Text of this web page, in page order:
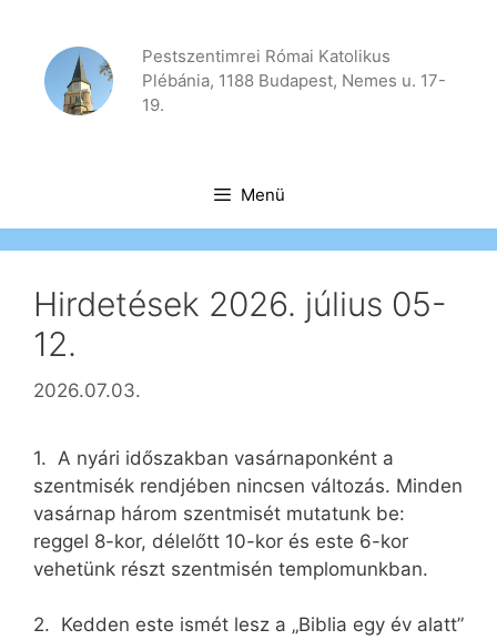
tartalomba
Pestszentimrei Római Katolikus
Plébánia, 1188 Budapest, Nemes u. 17-
19.
Menü
Hirdetések 2026. július 05-
12.
2026.07.03.
1. A nyári időszakban vasárnaponként a
szentmisék rendjében nincsen változás. Minden
vasárnap három szentmisét mutatunk be:
reggel 8-kor, délelőtt 10-kor és este 6-kor
vehetünk részt szentmisén templomunkban.
2. Kedden este ismét lesz a „Biblia egy év alatt”